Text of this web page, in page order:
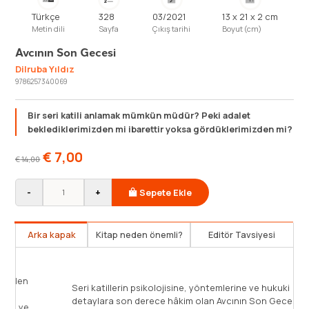
Türkçe
Metin dili
328
Sayfa
03/2021
Çıkış tarihi
13 x 21 x 2 cm
Boyut (cm)
Avcının Son Gecesi
Dilruba Yıldız
9786257340069
Bir seri katili anlamak mümkün müdür? Peki adalet
beklediklerimizden mi ibarettir yoksa gördüklerimizden mi?
€14,00 € 7,00
- + Sepete Ekle
Arka kapak Kitap neden önemli? Editör Tavsiyesi
mi ibarettir yoksa gördüklerimizden
O bir ressam, bir şövalye, sanattan, incelikten,
Seri
detaylara